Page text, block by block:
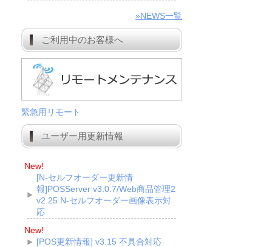
»NEWS一覧
ご利用中のお客様へ
緊急用リモート
ユーザー用更新情報
New!
[N-セルフオーダー更新情
報]POSServer v3.0.7/Web商品管理2
v2.25 N-セルフオーダー画像表示対
応
New!
[POS更新情報] v3.15 不具合対応